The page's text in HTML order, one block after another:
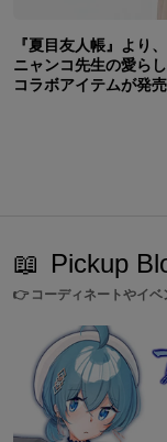
『夏目友人帳』より、
ニャンコ先生の愛ら
コラボアイテムが発売
📖 Pickup
👉 コーディネートやイ